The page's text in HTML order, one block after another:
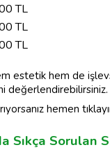
TL
TL
TL
estetik hem de
değerlendirebilirsiniz.
hemen
Sıkça Sorulan